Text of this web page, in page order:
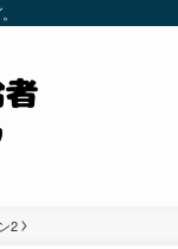
2